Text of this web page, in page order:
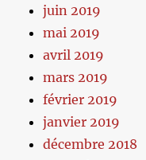
juin 2019
mai 2019
avril 2019
mars 2019
février 2019
janvier 2019
décembre 2018